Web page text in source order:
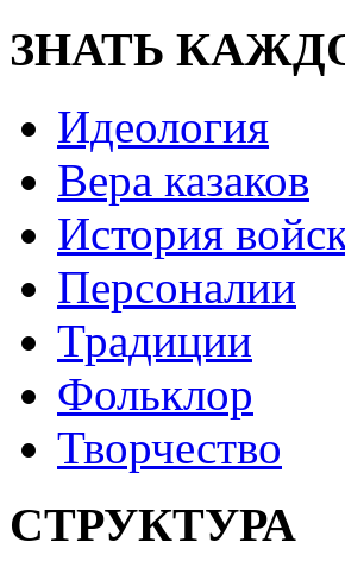
ЗНАТЬ
Идеология
Вера казаков
История
Персоналии
Традиции
Фольклор
Творчество
СТРУКТУРА